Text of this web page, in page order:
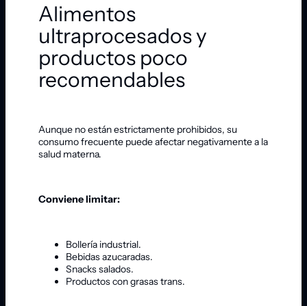
Alimentos
ultraprocesados y
productos poco
recomendables
Aunque no están estrictamente prohibidos, su
consumo frecuente puede afectar negativamente a la
salud materna.
Conviene limitar:
Bollería industrial.
Bebidas azucaradas.
Snacks salados.
Productos con grasas trans.